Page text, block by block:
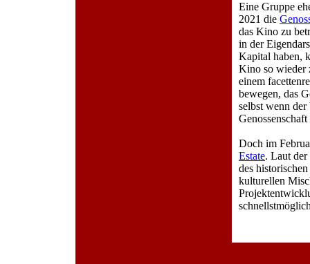
Eine Gruppe
2021 die
das Kino zu
in der
Kapital haben,
Kino so wieder
einem
bewegen, das
selbst wenn
Doch im
Estate. Laut
des
kulturellen